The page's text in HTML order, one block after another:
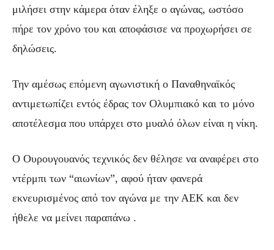
μιλήσει στην κάμερα όταν έληξε ο αγώνας, ωστόσο
πήρε τον χρόνο του και αποφάσισε να προχωρήσει σε
δηλώσεις.
Την αμέσως επόμενη αγωνιστική ο Παναθηναϊκός
αντιμετωπίζει εντός έδρας τον Ολυμπιακό και το μόνο
αποτέλεσμα που υπάρχει στο μυαλό όλων είναι η νίκη.
Ο Ουρουγουανός τεχνικός δεν θέλησε να αναφέρει στο
ντέρμπι των “αιωνίων”, αφού ήταν φανερά
εκνευρισμένος από τον αγώνα με την ΑΕΚ και δεν
ήθελε να μείνει παραπάνω .